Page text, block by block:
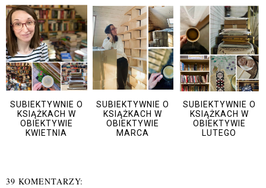
SUBIEKTYWNIE O
KSIĄŻKACH W
OBIEKTYWIE
KWIETNIA
SUBIEKTYWNIE O
KSIĄŻKACH W
OBIEKTYWIE
MARCA
SUBIEKTYWNIE O
KSIĄŻKACH W
OBIEKTYWIE
LUTEGO
39 KOMENTARZY: